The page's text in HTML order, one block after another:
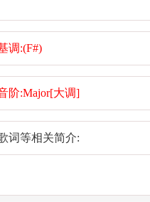
调:(F#)
阶:Major[大调]
词等相关简介: